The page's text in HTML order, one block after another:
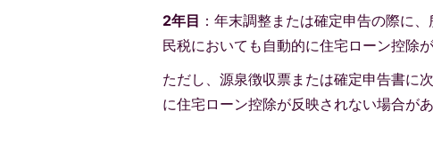
2年目 ：年末調整または確定申告の際に
民税においても自動的に住宅ローン控除が
ただし、源泉徴収票または確定申告書に
に住宅ローン控除が反映されない場合があ